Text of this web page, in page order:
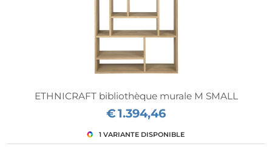
ETHNICRAFT bibliothèque murale M SMALL
€1.394,46